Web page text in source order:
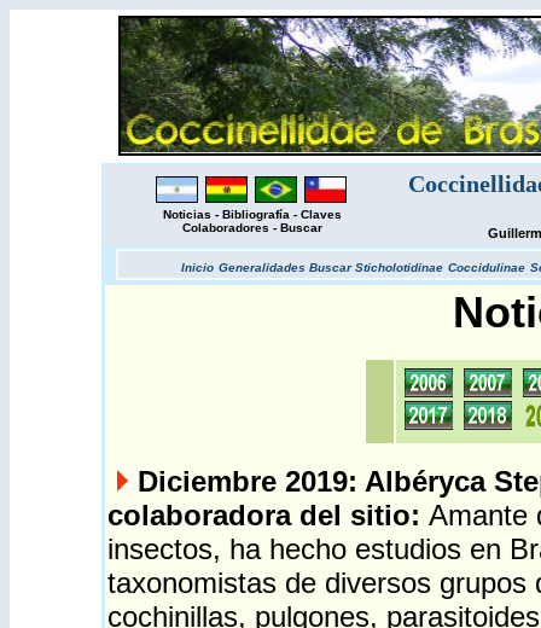
Noticias - Bibliografía - Claves
Colaboradores - Buscar
Inicio Generalidades BuscarSticholotidinae Coccidulinae
Diciembre 2019: Albéryca
colaboradora del sitio: Amante
insectos, ha hecho estudios en
taxonomistas de diversos grupos
cochinillas, pulgones,